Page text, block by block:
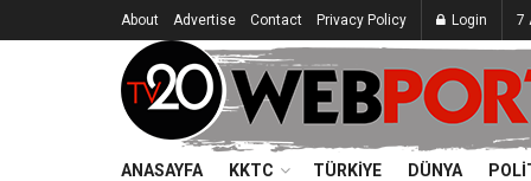
About Advertise Contact Privacy Policy Login 7
ANASAYFA KKTC TÜRKIYE DÜNYA